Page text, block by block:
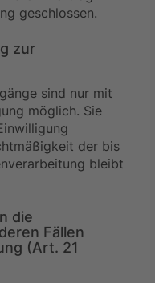
geschlossen.
zur
sind nur mit
möglich. Sie
der bis
bleibt
die
Fällen
(Art. 21